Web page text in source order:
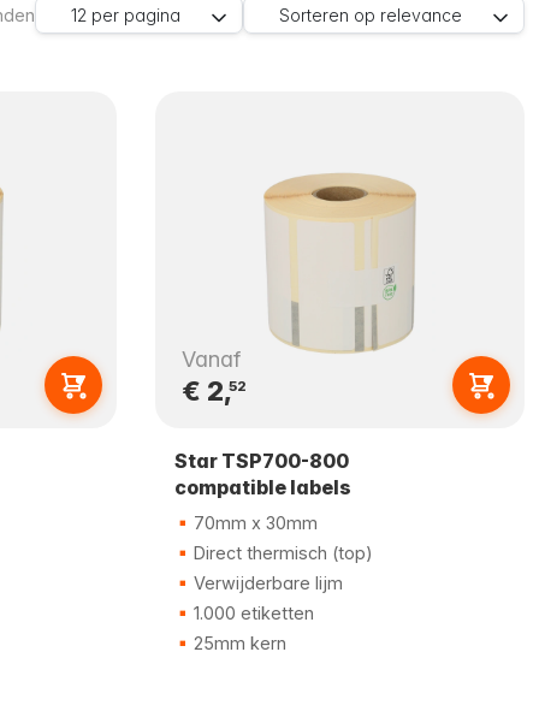
12 per pagina Sorteren op relevance
Vanaf
€ 2,52
Star TSP700-800
compatible labels
70mm x 30mm
Direct thermisch (top)
Verwijderbare lijm
1.000 etiketten
25mm kern